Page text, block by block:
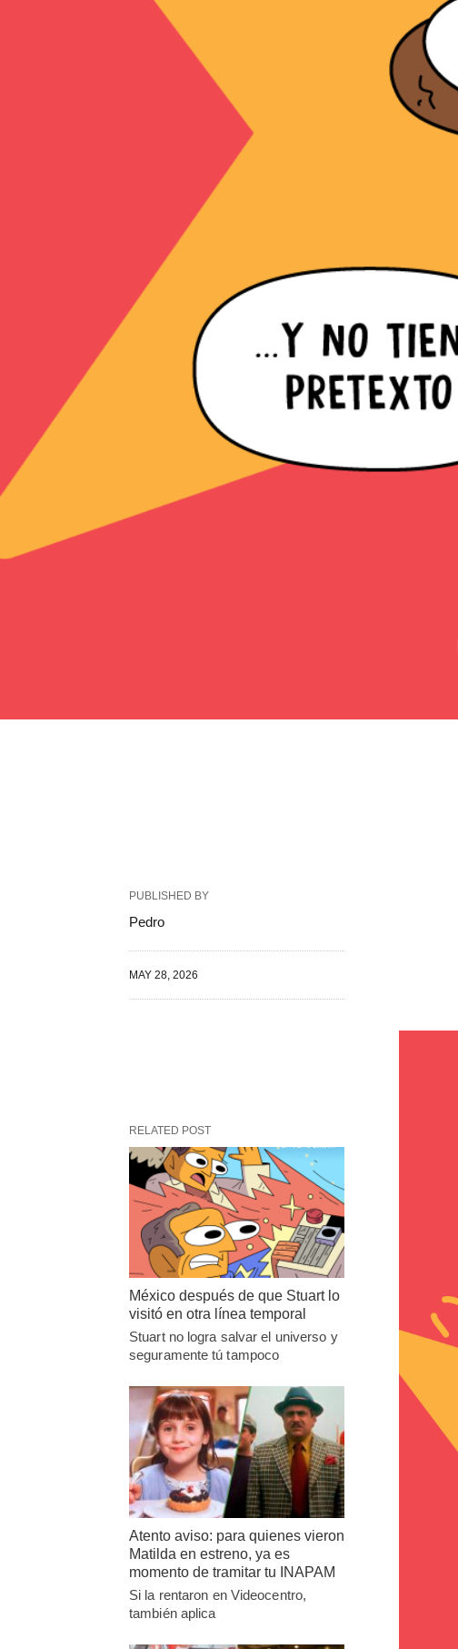
PUBLISHED BY
Pedro
MAY 28, 2026
RELATED POST
México después de que Stuart lo
visitó en otra línea temporal
Stuart no logra salvar el universo y
seguramente tú tampoco
Atento aviso: para quienes vieron
Matilda en estreno, ya es
momento de tramitar tu INAPAM
Si la rentaron en Videocentro,
también aplica